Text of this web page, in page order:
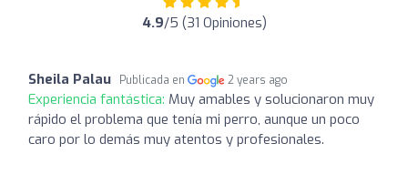
4.9/5 (31 Opiniones)
Sheila Palau Publicada en 2 years ago
Experiencia fantástica: Muy amables y solucionaron muy
rápido el problema que tenía mi perro, aunque un poco
caro por lo demás muy atentos y profesionales.